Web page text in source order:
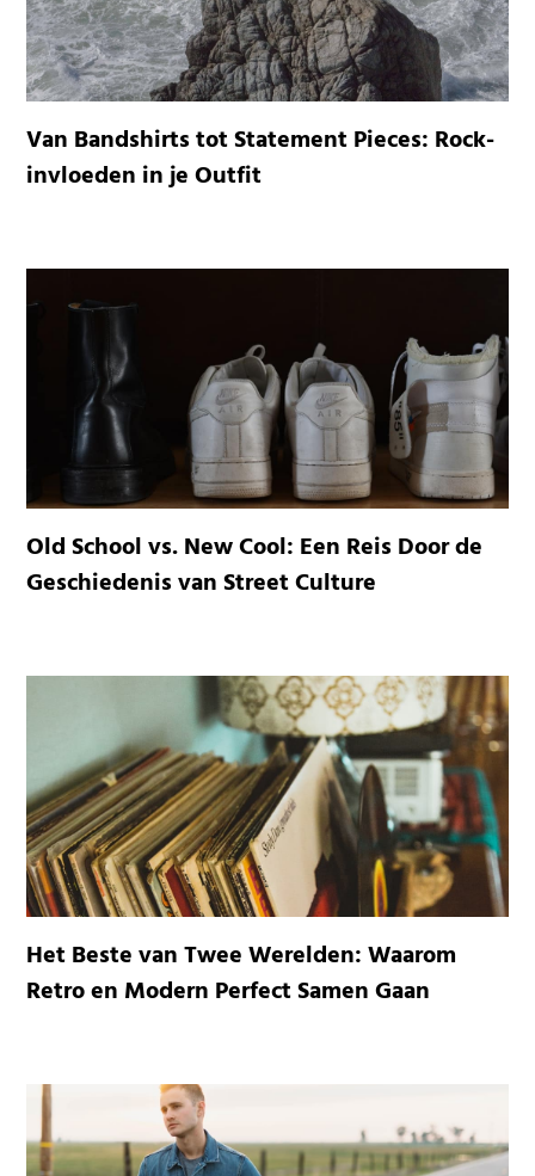
Van Bandshirts tot Statement Pieces: Rock-
invloeden in je Outfit
Old School vs. New Cool: Een Reis Door de
Geschiedenis van Street Culture
Het Beste van Twee Werelden: Waarom
Retro en Modern Perfect Samen Gaan